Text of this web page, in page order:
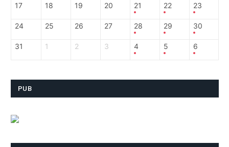
17 18 19 20 21 22 23
24 25 26 27 28 29 30
31 1 2 3 4 5 6
PUB